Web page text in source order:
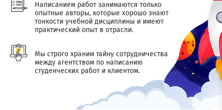
Написанием работ занимаются только
опытные авторы, которые хорошо знают
тонкости учебной дисциплины и имеют
практический опыт в отрасли.
Мы строго храним тайну сотрудничества
между агентством по написанию
студенческих работ и клиентом.